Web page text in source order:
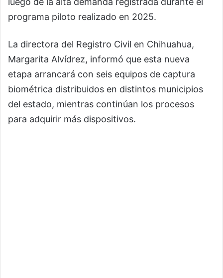
programa piloto realizado en 2025.
La directora del Registro Civil en Chihuahua,
Margarita Alvídrez, informó que esta nueva
etapa arrancará con seis equipos de captura
biométrica distribuidos en distintos municipios
del estado, mientras continúan los procesos
para adquirir más dispositivos.